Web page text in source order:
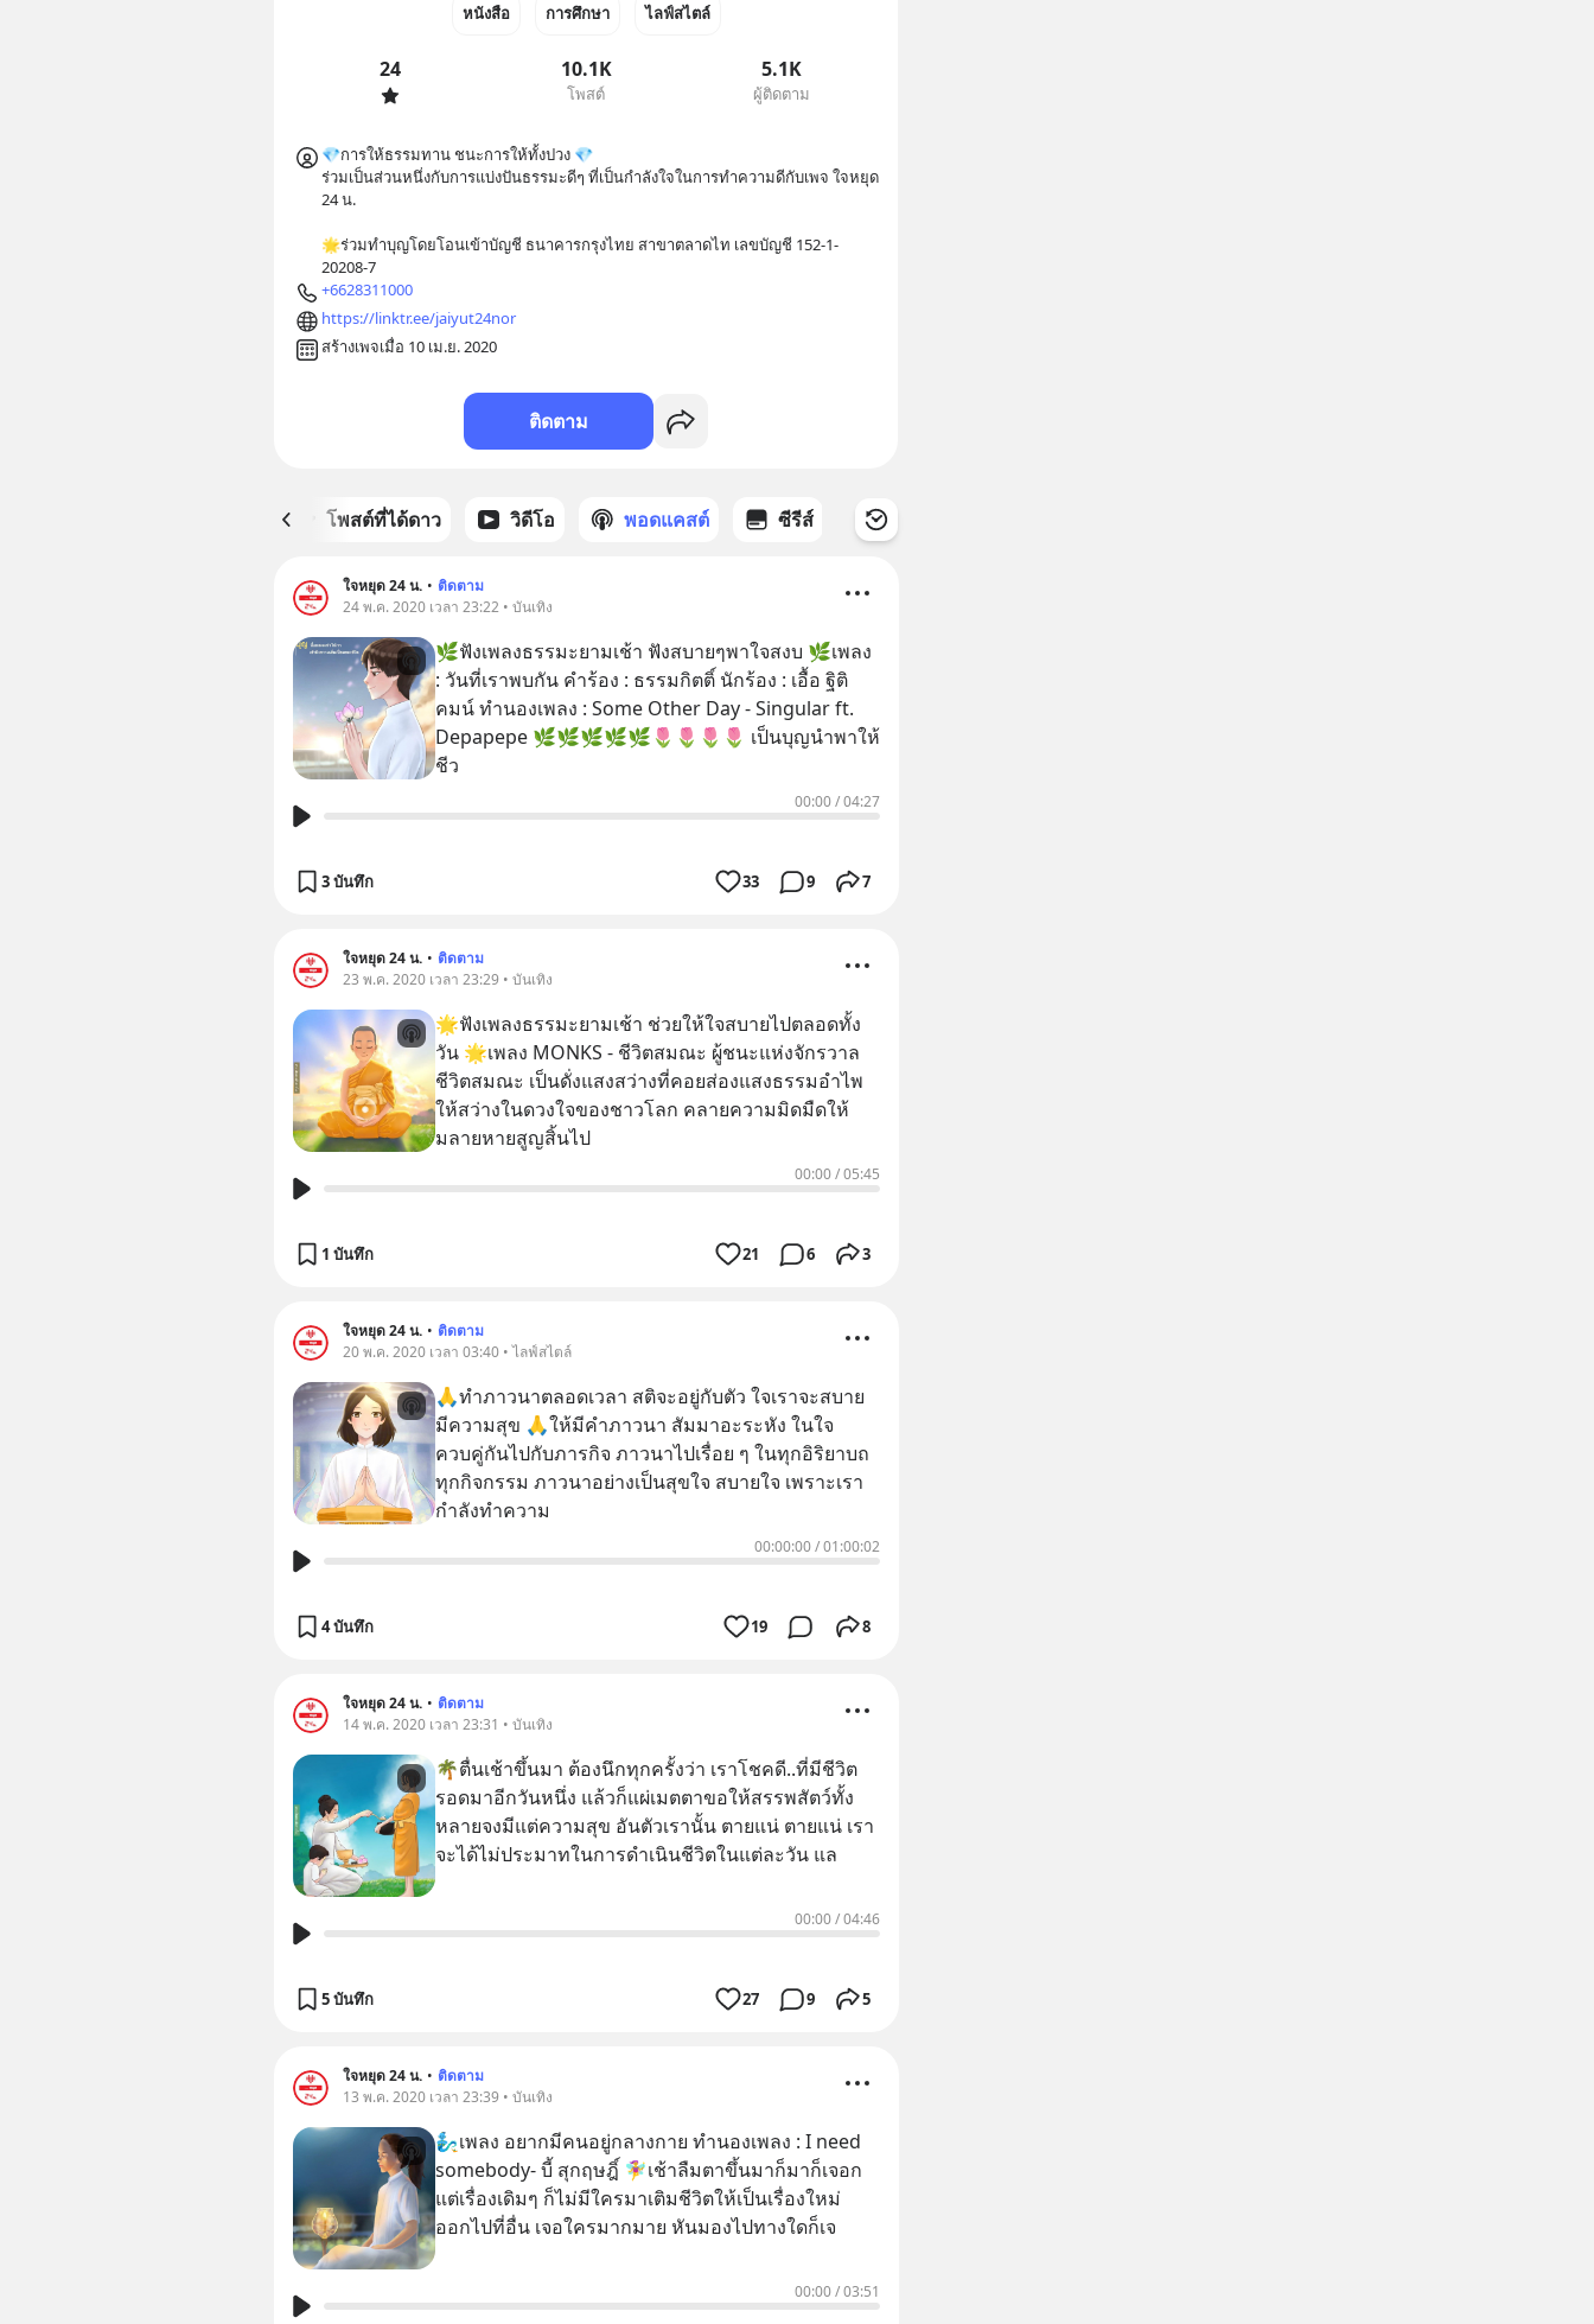
หนังสือ การศึกษา ไลฟ์สไตล์
24 10.1K
โพสต์
5.1K
ผู้ติดตาม
💎การให้ธรรมทาน ชนะการให้ทั้งปวง 💎
ร่วมเป็นส่วนหนึ่งกับการแบ่งปันธรรมะดีๆ ที่เป็นกำลังใจในการทำความดีกับเพจ ใจหยุด
24 น.
🌟ร่วมทำบุญโดยโอนเข้าบัญชี ธนาคารกรุงไทย สาขาตลาดไท เลขบัญชี 152-1-
20208-7
+6628311000
https://linktr.ee/jaiyut24nor
สร้างเพจเมื่อ 10 เม.ย. 2020
ติดตาม
โพสต์ที่ได้ดาว วิดีโอ พอดแคสต์ ซีรีส์
ใจหยุด 24 น. • ติดตาม
24 พ.ค. 2020 เวลา 23:22 • บันเทิง
🌿ฟังเพลงธรรมะยามเช้า ฟังสบายๆพาใจสงบ 🌿เพลง
: วันที่เราพบกัน คำร้อง : ธรรมกิตติ์ นักร้อง : เอื้อ ฐิติ
คมน์ ทำนองเพลง : Some Other Day - Singular ft.
Depapepe 🌿🌿🌿🌿🌿🌷🌷🌷🌷 เป็นบุญนำพาให้
ชีว
00:00/04:27
3 บันทึก 33 9 7
ใจหยุด 24 น. • ติดตาม
23 พ.ค. 2020 เวลา 23:29 • บันเทิง
🌟ฟังเพลงธรรมะยามเช้า ช่วยให้ใจสบายไปตลอดทั้ง
วัน 🌟เพลง MONKS - ชีวิตสมณะ ผู้ชนะแห่งจักรวาล
ชีวิตสมณะ เป็นดั่งแสงสว่างที่คอยส่องแสงธรรมอำไพ
ให้สว่างในดวงใจของชาวโลก คลายความมิดมืดให้
มลายหายสูญสิ้นไป
00:00/05:45
1 บันทึก 21 6 3
ใจหยุด 24 น. • ติดตาม
20 พ.ค. 2020 เวลา 03:40 • ไลฟ์สไตล์
🙏ทำภาวนาตลอดเวลา สติจะอยู่กับตัว ใจเราจะสบาย
มีความสุข 🙏ให้มีคำภาวนา สัมมาอะระหัง ในใจ
ควบคู่กันไปกับภารกิจ ภาวนาไปเรื่อย ๆ ในทุกอิริยาบถ
ทุกกิจกรรม ภาวนาอย่างเป็นสุขใจ สบายใจ เพราะเรา
กำลังทำความ
00:00:00/01:00:02
4 บันทึก 19 8
ใจหยุด 24 น. • ติดตาม
14 พ.ค. 2020 เวลา 23:31 • บันเทิง
🌴ตื่นเช้าขึ้นมา ต้องนึกทุกครั้งว่า เราโชคดี..ที่มีชีวิต
รอดมาอีกวันหนึ่ง แล้วก็แผ่เมตตาขอให้สรรพสัตว์ทั้ง
หลายจงมีแต่ความสุข อันตัวเรานั้น ตายแน่ ตายแน่ เรา
จะได้ไม่ประมาทในการดำเนินชีวิตในแต่ละวัน แล
00:00/04:46
5 บันทึก 27 9 5
ใจหยุด 24 น. • ติดตาม
13 พ.ค. 2020 เวลา 23:39 • บันเทิง
🧞‍♂️เพลง อยากมีคนอยู่กลางกาย ทำนองเพลง : I need
somebody- บี้ สุกฤษฎิ์ 🧚‍♀️เช้าลืมตาขึ้นมาก็มาก็เจอก
แต่เรื่องเดิมๆ ก็ไม่มีใครมาเติมชีวิตให้เป็นเรื่องใหม่
ออกไปที่อื่น เจอใครมากมาย หันมองไปทางใดก็เจ
00:00/03:51